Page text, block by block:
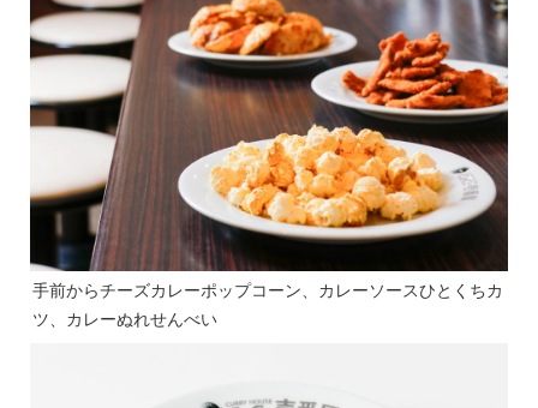
手前からチーズカレーポップコーン、カレーソースひとくちカ
ツ、カレーぬれせんべい